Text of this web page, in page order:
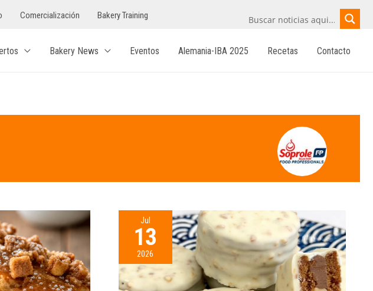
Comercialización Bakery Training
Bakery News Eventos Alemania-IBA 2025 Recetas Contacto
Jul
13
2026